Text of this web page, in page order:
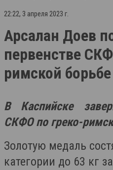
22:22, 3 апреля 2023 г.
Арсалан Доев
первенстве
римской борьбе
В Каспийске
СКФО по греко-
Золотую медаль
категории до 63 кг